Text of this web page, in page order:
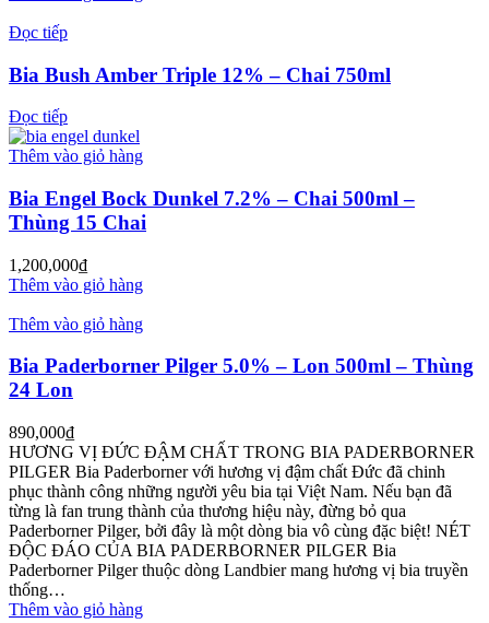
Đọc tiếp
Bia Bush Amber Triple 12% – Chai 750ml
Đọc tiếp
Thêm vào giỏ hàng
Bia Engel Bock Dunkel 7.2% – Chai 500ml –
Thùng 15 Chai
1,200,000₫
Thêm vào giỏ hàng
Thêm vào giỏ hàng
Bia Paderborner Pilger 5.0% – Lon 500ml – Thùng
24 Lon
890,000₫
HƯƠNG VỊ ĐỨC ĐẬM CHẤT TRONG BIA PADERBORNER
PILGER Bia Paderborner với hương vị đậm chất Đức đã chinh
phục thành công những người yêu bia tại Việt Nam. Nếu bạn đã
từng là fan trung thành của thương hiệu này, đừng bỏ qua
Paderborner Pilger, bởi đây là một dòng bia vô cùng đặc biệt! NÉT
ĐỘC ĐÁO CỦA BIA PADERBORNER PILGER Bia
Paderborner Pilger thuộc dòng Landbier mang hương vị bia truyền
thống…
Thêm vào giỏ hàng